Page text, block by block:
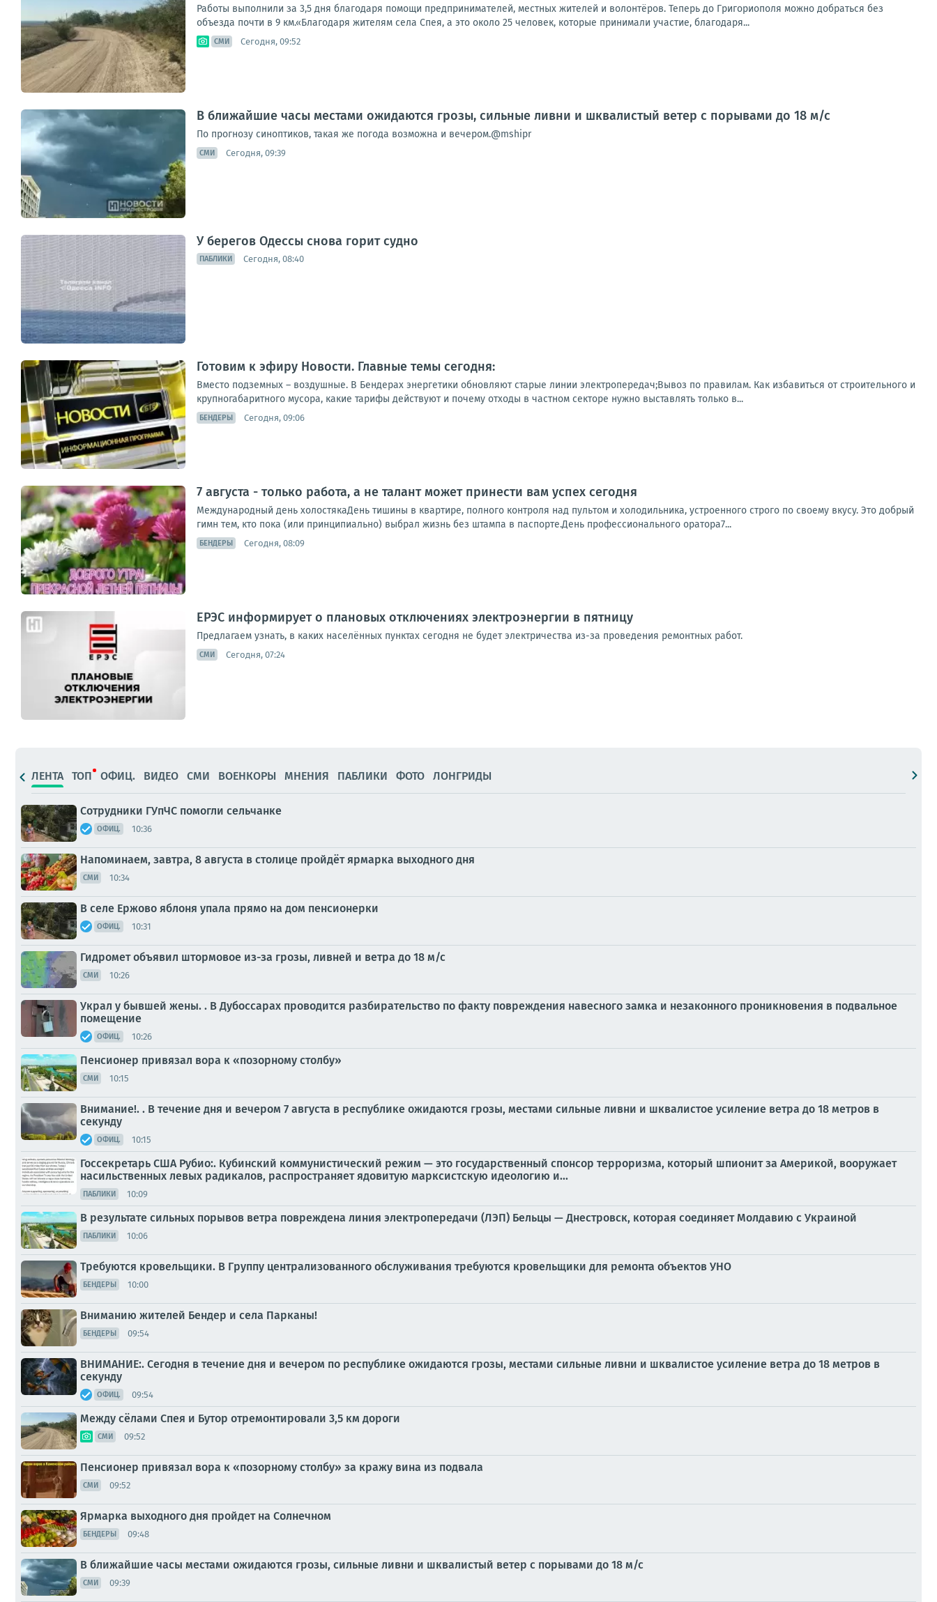
Работы выполнили за 3,5 дня благодаря помощи предпринимателей, местных жителей и волонтёров. Теперь до Григориополя можно добраться без
объезда почти в 9 км.«Благодаря жителям села Спея, а это около 25 человек, которые принимали участие, благодаря...
СМИ Сегодня, 09:52
В ближайшие часы местами ожидаются грозы, сильные ливни и шквалистый ветер с порывами до 18 м/с
По прогнозу синоптиков, такая же погода возможна и вечером.@mshipr
СМИ Сегодня, 09:39
У берегов Одессы снова горит судно
ПАБЛИКИ Сегодня, 08:40
Готовим к эфиру Новости. Главные темы сегодня:
Вместо подземных – воздушные. В Бендерах энергетики обновляют старые линии электропередач;Вывоз по правилам. Как избавиться от строительного и
крупногабаритного мусора, какие тарифы действуют и почему отходы в частном секторе нужно выставлять только в...
БЕНДЕРЫ Сегодня, 09:06
7 августа - только работа, а не талант может принести вам успех сегодня
Международный день холостякаДень тишины в квартире, полного контроля над пультом и холодильника, устроенного строго по своему вкусу. Это добрый
гимн тем, кто пока (или принципиально) выбрал жизнь без штампа в паспорте.День профессионального оратора7...
БЕНДЕРЫ Сегодня, 08:09
ЕРЭС информирует о плановых отключениях электроэнергии в пятницу
Предлагаем узнать, в каких населённых пунктах сегодня не будет электричества из-за проведения ремонтных работ.
СМИ Сегодня, 07:24
ЛЕНТА ТОП ОФИЦ. ВИДЕО СМИ ВОЕНКОРЫ МНЕНИЯ ПАБЛИКИ ФОТО ЛОНГРИДЫ
Сотрудники ГУпЧС помогли сельчанке
ОФИЦ. 10:36
Напоминаем, завтра, 8 августа в столице пройдёт ярмарка выходного дня
СМИ 10:34
В селе Ержово яблоня упала прямо на дом пенсионерки
ОФИЦ. 10:31
Гидромет объявил штормовое из-за грозы, ливней и ветра до 18 м/с
СМИ 10:26
Украл у бывшей жены. . В Дубоссарах проводится разбирательство по факту повреждения навесного замка и незаконного проникновения в подвальное
помещение
ОФИЦ. 10:26
Пенсионер привязал вора к «позорному столбу»
СМИ 10:15
Внимание!. . В течение дня и вечером 7 августа в республике ожидаются грозы, местами сильные ливни и шквалистое усиление ветра до 18 метров в
секунду
ОФИЦ. 10:15
Госсекретарь США Рубио:. Кубинский коммунистический режим — это государственный спонсор терроризма, который шпионит за Америкой, вооружает
насильственных левых радикалов, распространяет ядовитую марксистскую идеологию и...
ПАБЛИКИ 10:09
В результате сильных порывов ветра повреждена линия электропередачи (ЛЭП) Бельцы — Днестровск, которая соединяет Молдавию с Украиной
ПАБЛИКИ 10:06
Требуются кровельщики. В Группу централизованного обслуживания требуются кровельщики для ремонта объектов УНО
БЕНДЕРЫ 10:00
Вниманию жителей Бендер и села Парканы!
БЕНДЕРЫ 09:54
ВНИМАНИЕ:. Сегодня в течение дня и вечером по республике ожидаются грозы, местами сильные ливни и шквалистое усиление ветра до 18 метров в
секунду
ОФИЦ. 09:54
Между сёлами Спея и Бутор отремонтировали 3,5 км дороги
СМИ 09:52
Пенсионер привязал вора к «позорному столбу» за кражу вина из подвала
СМИ 09:52
Ярмарка выходного дня пройдет на Солнечном
БЕНДЕРЫ 09:48
В ближайшие часы местами ожидаются грозы, сильные ливни и шквалистый ветер с порывами до 18 м/с
СМИ 09:39